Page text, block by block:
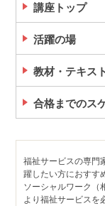
講座トップ
活躍の場
教材・テキスト
合格までのス
福祉サービスの専門
躍したい方におすす
ソーシャルワーク（
より福祉サービスを